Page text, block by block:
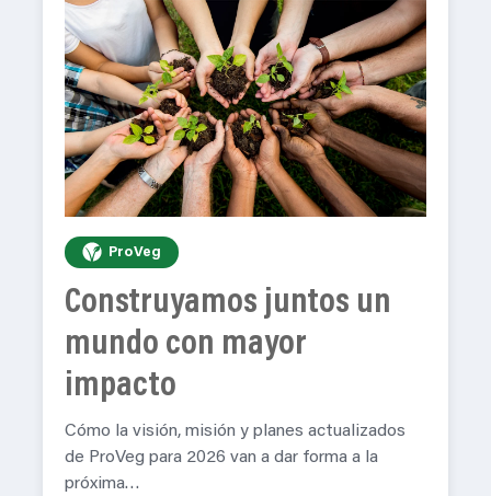
ProVeg
Construyamos juntos un
mundo con mayor
impacto
Cómo la visión, misión y planes actualizados
de ProVeg para 2026 van a dar forma a la
próxima…